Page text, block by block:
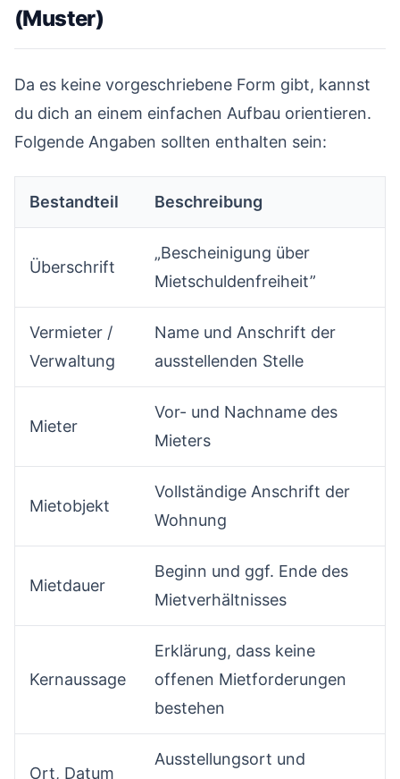
(Muster)
Da es keine vorgeschriebene Form gibt, kannst
du dich an einem einfachen Aufbau orientieren.
Folgende Angaben sollten enthalten sein:
Bestandteil Beschreibung
Überschrift
„Bescheinigung über
Mietschuldenfreiheit”
Vermieter /
Verwaltung
Name und Anschrift der
ausstellenden Stelle
Mieter
Vor- und Nachname des
Mieters
Mietobjekt
Vollständige Anschrift der
Wohnung
Mietdauer
Beginn und ggf. Ende des
Mietverhältnisses
Kernaussage
Erklärung, dass keine
offenen Mietforderungen
bestehen
Ort, Datum
Ausstellungsort und